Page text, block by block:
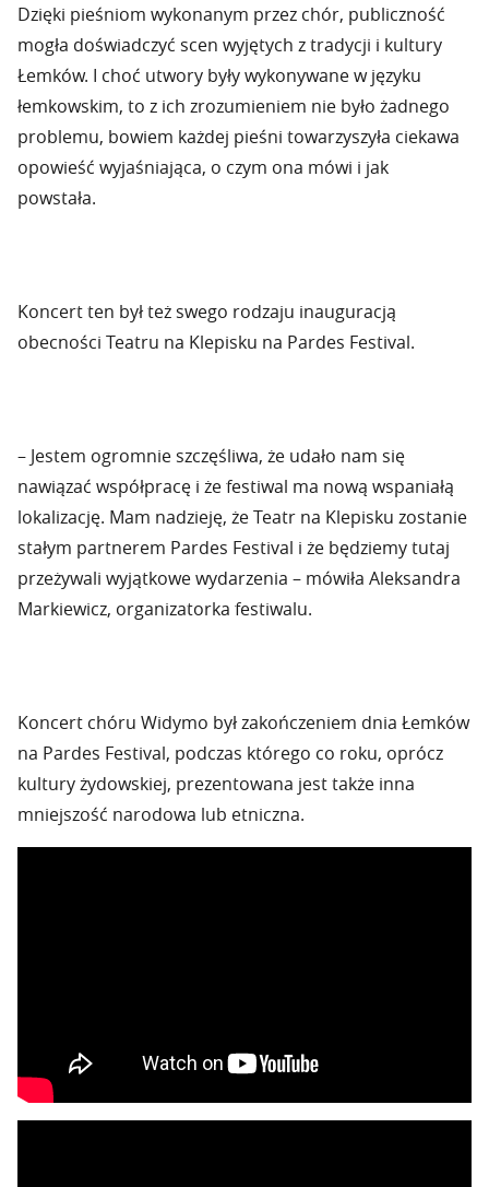
Dzięki pieśniom wykonanym przez chór, publiczność
mogła doświadczyć scen wyjętych z tradycji i kultury
Łemków. I choć utwory były wykonywane w języku
łemkowskim, to z ich zrozumieniem nie było żadnego
problemu, bowiem każdej pieśni towarzyszyła ciekawa
opowieść wyjaśniająca, o czym ona mówi i jak
powstała.
Koncert ten był też swego rodzaju inauguracją
obecności Teatru na Klepisku na Pardes Festival.
– Jestem ogromnie szczęśliwa, że udało nam się
nawiązać współpracę i że festiwal ma nową wspaniałą
lokalizację. Mam nadzieję, że Teatr na Klepisku zostanie
stałym partnerem Pardes Festival i że będziemy tutaj
przeżywali wyjątkowe wydarzenia – mówiła Aleksandra
Markiewicz, organizatorka festiwalu.
Koncert chóru Widymo był zakończeniem dnia Łemków
na Pardes Festival, podczas którego co roku, oprócz
kultury żydowskiej, prezentowana jest także inna
mniejszość narodowa lub etniczna.